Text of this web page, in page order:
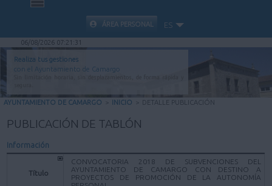
INICIO
INFORMACIÓN PÚBLICA
CARPETA CIUDADANA
VALIDACIÓN DE DOCUMENTOS
ÁREA PERSONAL ES
06/08/2026 07:21:31
Realiza tus gestiones
con el Ayuntamiento de Camargo
AYUNTAMIENTO DE CAMARGO > INICIO > DETALLE PUBLICACIÓN
PUBLICACIÓN DE TABLÓN
Información
Título
CONVOCATORIA 2018 DE SUBVENCIONES DEL
AYUNTAMIENTO DE CAMARGO CON DESTINO A
PROYECTOS DE PROMOCIÓN DE LA AUTONOMÍA